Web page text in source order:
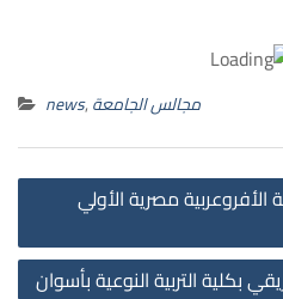
news,مجالس الجامعة
مصرية الأولي
بكلية التربية النوعية بأسوان